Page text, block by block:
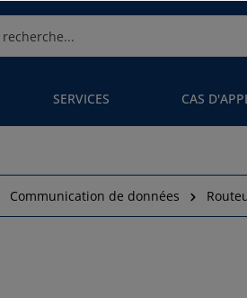
SERVICES CAS
Communication de données